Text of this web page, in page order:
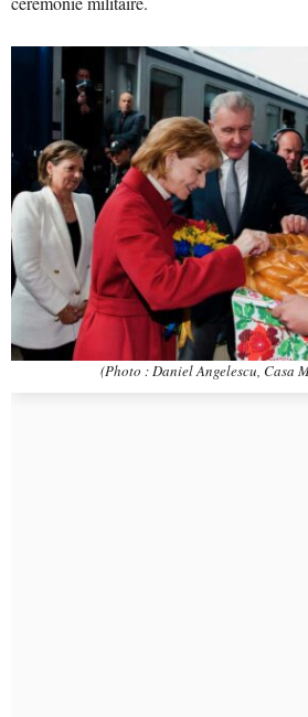
(Photo : Daniel Angelescu, Casa